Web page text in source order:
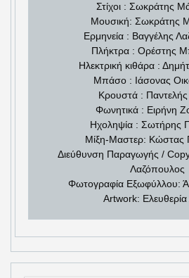
Στίχοι : Σωκράτης
Μουσική: Σωκράτης
Ερμηνεία : Βαγγέλης
Πλήκτρα : Ορέστης
Ηλεκτρική κιθάρα :
Μπάσο : Ιάσονας
Κρουστά : Παντελής
Φωνητικά : Ειρήνη
Ηχοληψία : Σωτήρης
Μίξη-Μαστερ: Κώστας
Διεύθυνση Παραγωγής /
Λαζόπουλος
Φωτογραφία Εξωφύλλου:
Artwork: